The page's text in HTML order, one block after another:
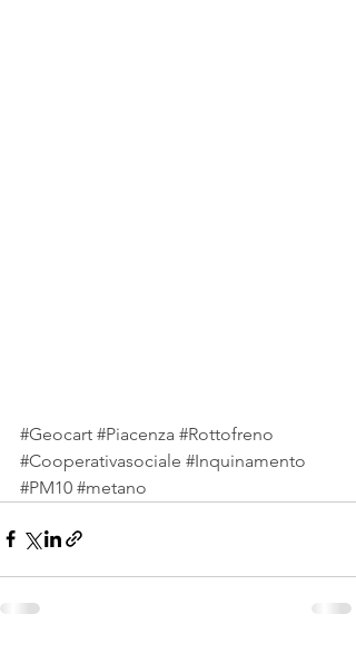
#Geocart #Piacenza #Rottofreno
#Cooperativasociale #Inquinamento
#PM10 #metano